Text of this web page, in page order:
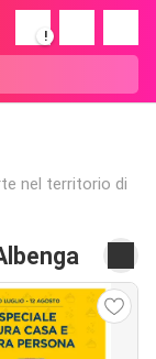
!
nel territorio di